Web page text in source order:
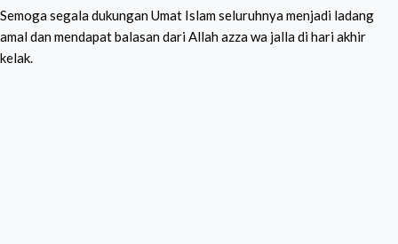
Semoga segala dukungan Umat Islam seluruhnya menjadi ladang
amal dan mendapat balasan dari Allah azza wa jalla di hari akhir
kelak.